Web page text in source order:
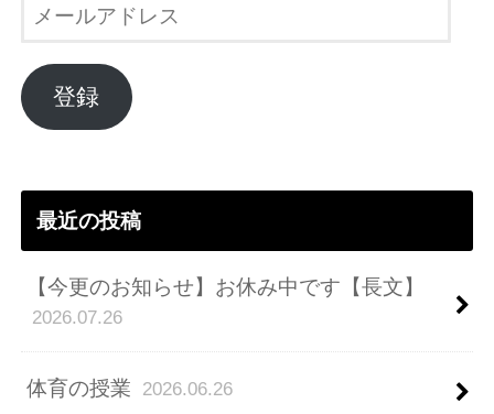
ル
ア
ド
登録
最近の投稿
【今更のお知らせ】お休み中です【長文】
2026.07.26
体育の授業 2026.06.26